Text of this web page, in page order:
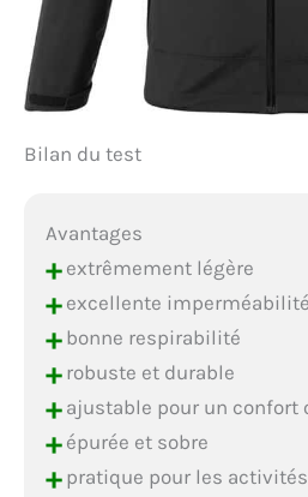
Bilan du test
Avantages
+extrêmement légère
+excellente imperméabilité
+bonne respirabilité
+robuste et durable
+ajustable pour un confort
+épurée et sobre
+pratique pour les